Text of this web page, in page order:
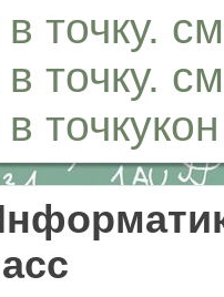
точку.
точку.
точкукон